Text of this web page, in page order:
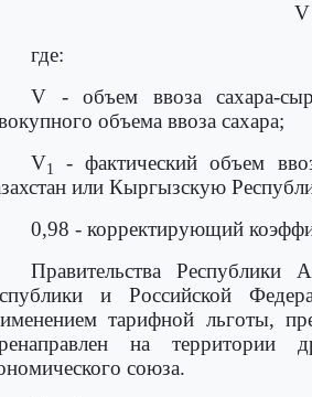
где:
V - объем ввоза сахара-
объема ввоза сахара;
V1
- фактический объем
или Кыргызскую
0,98 - корректирующий
Правительства Республики
и Российской
тарифной льготы,
на территории
союза.